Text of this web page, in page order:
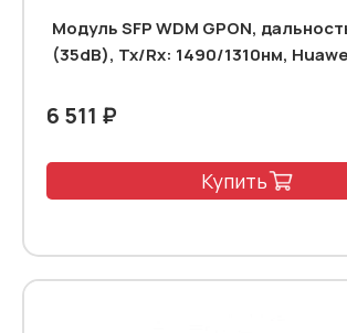
Модуль SFP WDM GPON,
(35dB), Tx/Rx: 1490/1310нм,
6 511 ₽
Купить